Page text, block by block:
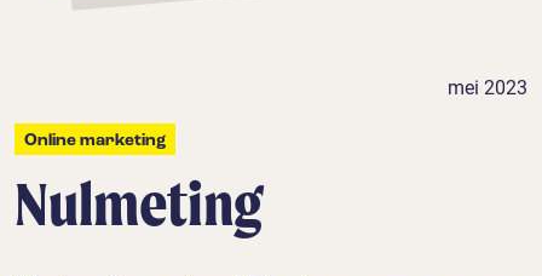
mei 2023
Online marketing
Nulmeting